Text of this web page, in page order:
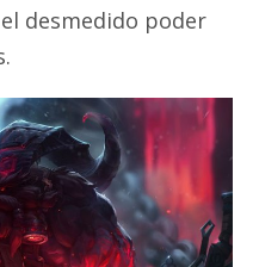
desmedido poder